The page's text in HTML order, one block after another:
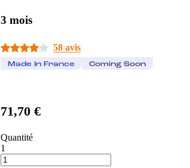
3 mois
58 avis
Made In France Coming Soon
71,70 €
Quantité
1